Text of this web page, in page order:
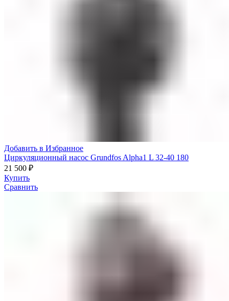
Добавить в Избранное
Циркуляционный насос Grundfos Alpha1 L 32-40 180
21 500 ₽
Купить
Сравнить